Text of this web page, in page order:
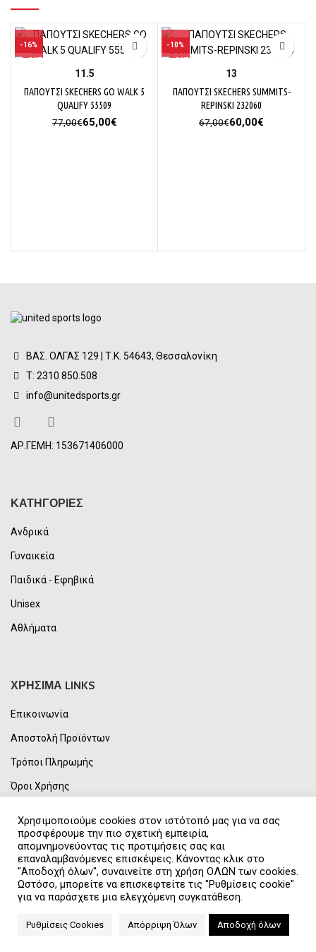
-16%
11.5
ΠΑΠΟΥΤΣΙ SKECHERS GO WALK 5
QUALIFY 55509
77,00€Original
65,00€Η
-10%
13
ΠΑΠΟΥΤΣΙ SKECHERS SUMMITS-
REPINSKI 232060
67,00€Original
60,00€
ΒΑΣ. ΟΛΓΑΣ 129 | Τ.Κ. 54643, Θεσσαλονίκη
Τ: 2310 850.508
info@unitedsports.gr
ΑΡ.ΓΕΜΗ: 153671406000
ΚΑΤΗΓΟΡΙΕΣ
Ανδρικά
Γυναικεία
Παιδικά - Εφηβικά
Unisex
Αθλήματα
ΧΡΗΣΙΜΑ LINKS
Επικοινωνία
Αποστολή Προϊόντων
Τρόποι Πληρωμής
Όροι Χρήσης
Συχνές Ερωτήσεις
Η Εταιρεία μας
NORTECH.
Χρησιμοποιούμε cookies στον ιστότοπό μας για να σας
προσφέρουμε την πιο σχετική εμπειρία,
απομνημονεύοντας τις προτιμήσεις σας και
επαναλαμβανόμενες επισκέψεις. Κάνοντας κλικ στο
"Αποδοχή όλων", συναινείτε στη χρήση ΟΛΩΝ των cookies.
Ωστόσο, μπορείτε να επισκεφτείτε τις "Ρυθμίσεις cookie"
για να παράσχετε μια ελεγχόμενη συγκατάθεση.
Ρυθμίσεις Cookies Απόρριψη Όλων Αποδοχή όλων